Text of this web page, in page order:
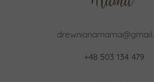
+48 503 134 479